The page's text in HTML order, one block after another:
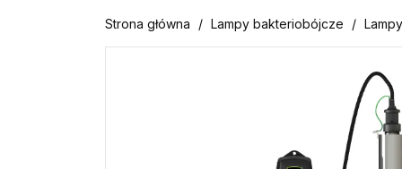
Strona główna Lampy bakteriobójcze